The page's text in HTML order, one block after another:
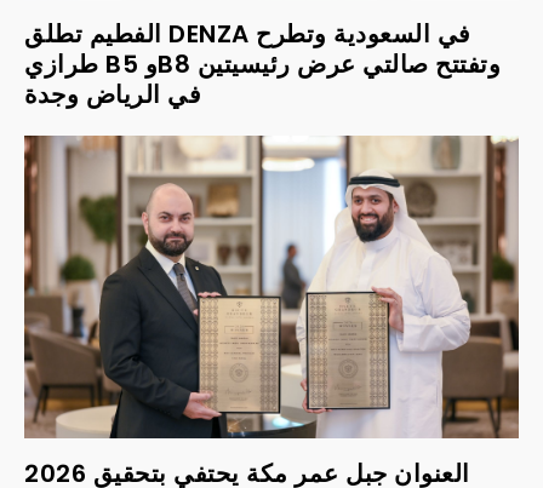
الفطيم تطلق DENZA في السعودية وتطرح
طرازي B5 وB8 وتفتتح صالتي عرض رئيسيتين
في الرياض وجدة
2026 العنوان جبل عمر مكة يحتفي بتحقيق